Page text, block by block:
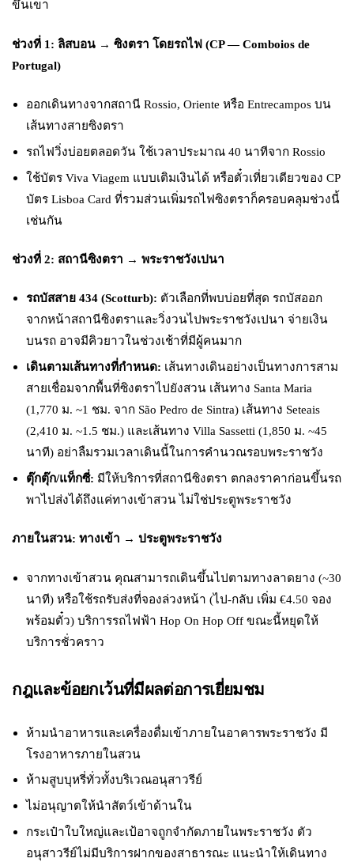
ขึ้นเขา
ช่วงที่ 1: ลิสบอน → ซิงตรา โดยรถไฟ (CP — Comboios de
Portugal)
ออกเดินทางจากสถานี Rossio, Oriente หรือ Entrecampos บน
เส้นทางสายซิงตรา
รถไฟวิ่งบ่อยตลอดวัน ใช้เวลาประมาณ 40 นาทีจาก Rossio
ใช้บัตร Viva Viagem แบบเติมเงินได้ หรือตั๋วเที่ยวเดียวของ CP
บัตร Lisboa Card ที่รวมส่วนเพิ่มรถไฟซิงตราก็ครอบคลุมช่วงนี้
เช่นกัน
ช่วงที่ 2: สถานีซิงตรา → พระราชวังเปนา
รถบัสสาย 434 (Scotturb): ตัวเลือกที่พบบ่อยที่สุด รถบัสออก
จากหน้าสถานีซิงตราและวิ่งวนไปพระราชวังเปนา จ่ายเงิน
บนรถ อาจมีคิวยาวในช่วงเช้าที่มีผู้คนมาก
เดินตามเส้นทางที่กำหนด: เส้นทางเดินอย่างเป็นทางการสาม
สายเชื่อมจากพื้นที่ซิงตราไปยังสวน เส้นทาง Santa Maria
(1,770 ม. ~1 ชม. จาก São Pedro de Sintra) เส้นทาง Seteais
(2,410 ม. ~1.5 ชม.) และเส้นทาง Villa Sassetti (1,850 ม. ~45
นาที) อย่าลืมรวมเวลาเดินนี้ในการคำนวณรอบพระราชวัง
ตุ๊กตุ๊ก/แท็กซี่: มีให้บริการที่สถานีซิงตรา ตกลงราคาก่อนขึ้นรถ
พาไปส่งได้ถึงแค่ทางเข้าสวน ไม่ใช่ประตูพระราชวัง
ภายในสวน: ทางเข้า → ประตูพระราชวัง
จากทางเข้าสวน คุณสามารถเดินขึ้นไปตามทางลาดยาง (~30
นาที) หรือใช้รถรับส่งที่จองล่วงหน้า (ไป-กลับ เพิ่ม €4.50 จอง
พร้อมตั๋ว) บริการรถไฟฟ้า Hop On Hop Off ขณะนี้หยุดให้
บริการชั่วคราว
กฎและข้อยกเว้นที่มีผลต่อการเยี่ยมชม
ห้ามนำอาหารและเครื่องดื่มเข้าภายในอาคารพระราชวัง มี
โรงอาหารภายในสวน
ห้ามสูบบุหรี่ทั่วทั้งบริเวณอนุสาวรีย์
ไม่อนุญาตให้นำสัตว์เข้าด้านใน
กระเป๋าใบใหญ่และเป้อาจถูกจำกัดภายในพระราชวัง ตัว
อนุสาวรีย์ไม่มีบริการฝากของสาธารณะ แนะนำให้เดินทาง